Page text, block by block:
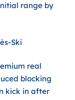
range by
Ski
real
blocking
kick in after